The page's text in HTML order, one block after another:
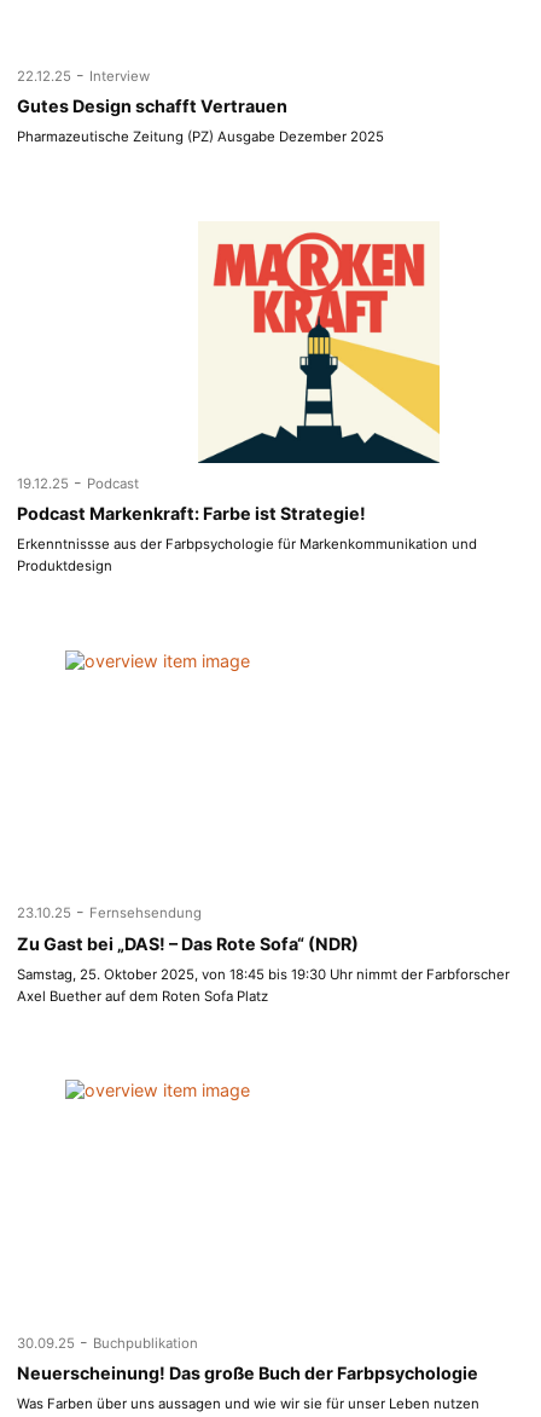
22.12.25 - Interview
Gutes Design schafft Vertrauen
Pharmazeutische Zeitung (PZ) Ausgabe Dezember 2025
19.12.25 - Podcast
Podcast Markenkraft: Farbe ist Strategie!
Erkenntnissse aus der Farbpsychologie für Markenkommunikation und
Produktdesign
23.10.25 - Fernsehsendung
Zu Gast bei „DAS! – Das Rote Sofa“ (NDR)
Samstag, 25. Oktober 2025, von 18:45 bis 19:30 Uhr nimmt der Farbforscher
Axel Buether auf dem Roten Sofa Platz
30.09.25 - Buchpublikation
Neuerscheinung! Das große Buch der Farbpsychologie
Was Farben über uns aussagen und wie wir sie für unser Leben nutzen